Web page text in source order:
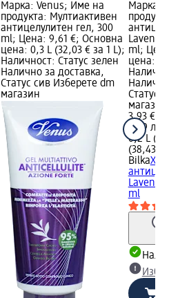
Марка: Venus; Име на
продукта: Мултиактивен
антицелулитен гел, 300
ml; Цена: 9,61 €; Основна
цена: 0,3 L (32,03 € за 1 L);
Наличност: Статус зелен
Налично за доставка,
Статус сив Изберете dm
магазин
Марка:
ml;
цена:
Статус
магазин
3,93 €
7,69 лв.
0,2 L
(38,43
Bilka
ml